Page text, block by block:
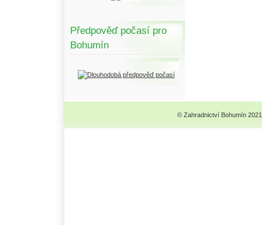
Předpověď počasí pro
Bohumín
© Zahradnictví Bohumín